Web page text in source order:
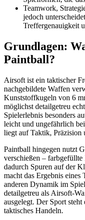
Teamwork,
jedoch
Treffergenauigkeit
Grundlagen:
Paintball?
Airsoft ist ein taktischer
nachgebildete Waffen
Kunststoffkugeln von 6
möglichst detailgetreu
Spielerlebnis besonders
leicht und ungefährlich
liegt auf Taktik, Präzision
Paintball hingegen nutzt
verschießen –
dadurch Spuren auf der
macht das Ergebnis
anderen Dynamik im
detailgetreu als Airsoft-
ausgelegt. Der Sport
taktisches Handeln.